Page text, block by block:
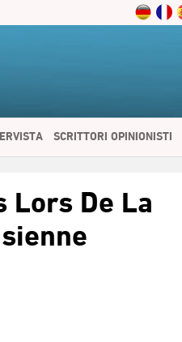
SCRITTORI OPINIONISTI
De La